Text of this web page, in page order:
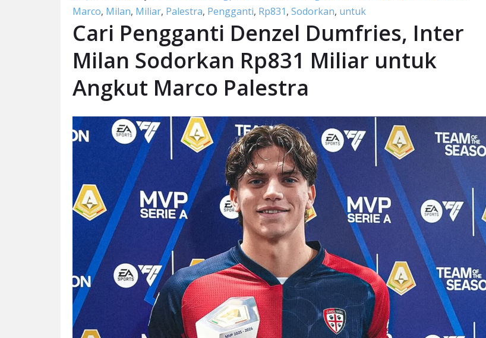
Marco, Milan, Miliar, Palestra, Pengganti, Rp831, Sodorkan, untuk
Cari Pengganti Denzel Dumfries, Inter
Milan Sodorkan Rp831 Miliar untuk
Angkut Marco Palestra